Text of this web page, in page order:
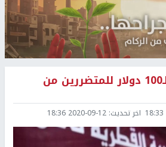
رابط فحص منحة الـ100 دولار للمتضررين من
اخر تحديث: 2020-09-12 18:36